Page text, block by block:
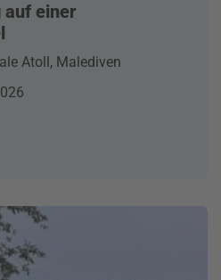
auf einer
Atoll, Malediven